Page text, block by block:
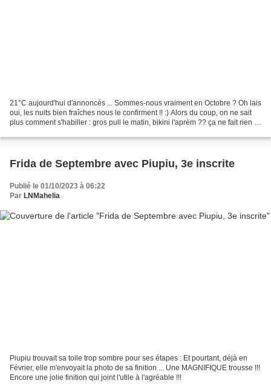
21°C aujourd'hui d'annoncés ... Sommes-nous vraiment en Octobre ? Oh lais
oui, les nuits bien fraîches nous le confirment !! :) Alors du coup, on ne sait
plus comment s'habiller : gros pull le matin, bikini l'aprèm ?? ça ne fait rien !
Frida de Septembre avec Piupiu, 3e inscrite
Publié le 01/10/2023 à 06:22
Par LNMahelia
Piupiu trouvait sa toile trop sombre pour ses étapes : Et pourtant, déjà en
Février, elle m'envoyait la photo de sa finition ... Une MAGNIFIQUE trousse !!!
Encore une jolie finition qui joint l'utile à l'agréable !!!